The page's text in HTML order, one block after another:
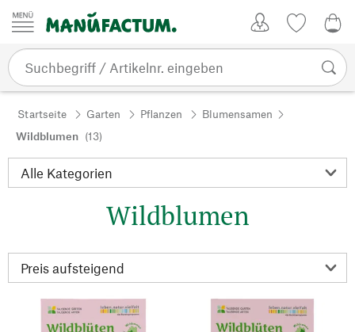
Zum Inhalt springen
Startseite Garten Pflanzen
Blumensamen
Wildblumen (13)
Wildblumen